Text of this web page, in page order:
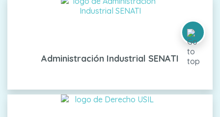
Administración Industrial SENATI